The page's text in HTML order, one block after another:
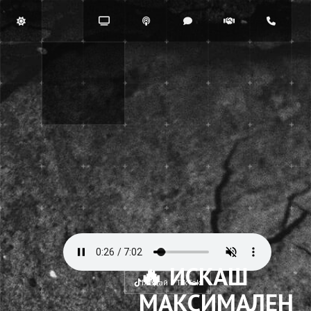
Гледай в TikTok
🔥 ИСКАШ
МАКСИМАЛЕН